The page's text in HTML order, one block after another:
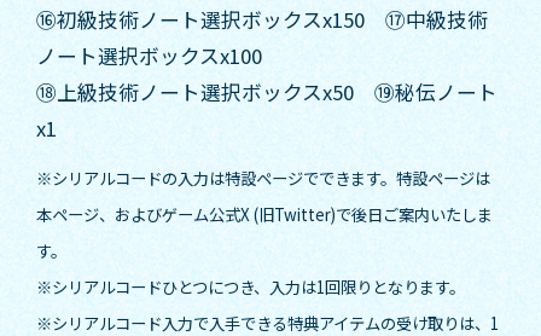
⑯初級技術ノート選択ボックスx150 ⑰中級技術
ノート選択ボックスx100
⑱上級技術ノート選択ボックスx50 ⑲秘伝ノート
x1
※シリアルコードの入力は特設ページでできます。特設ページは
本ページ、およびゲーム公式X (旧Twitter)で後日ご案内いたしま
す。
※シリアルコードひとつにつき、入力は1回限りとなります。
※シリアルコード入力で入手できる特典アイテムの受け取りは、1